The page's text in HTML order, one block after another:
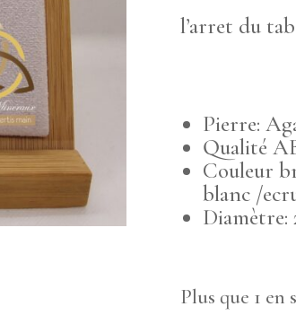
l’arret du
Pierre:
Qualité
Couleur
blanc /
Diamètre:
Plus que 1 en